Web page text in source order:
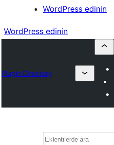
WordPress edinin
WordPress edinin
Plugin Directory
Ara